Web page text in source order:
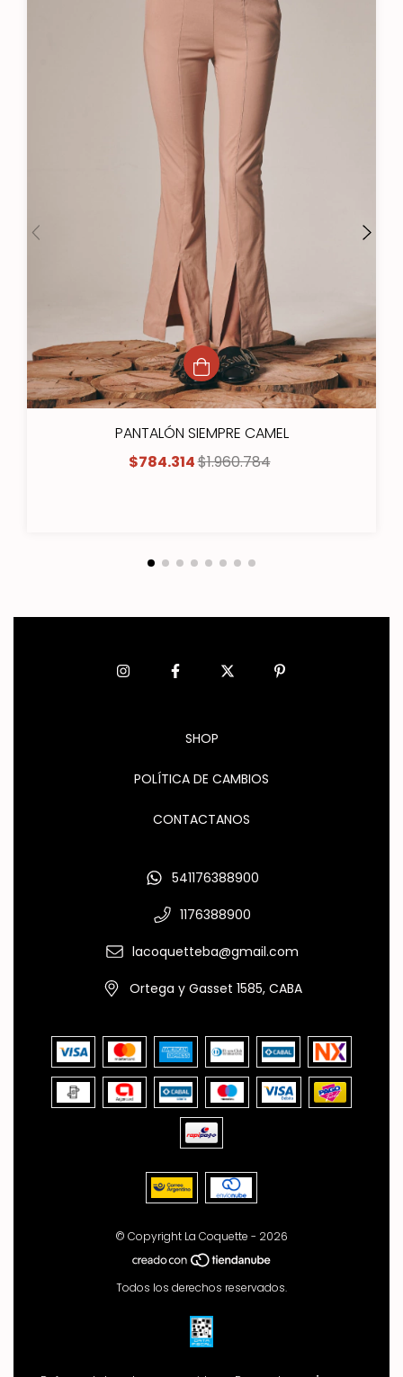
PANTALÓN SIEMPRE CAMEL
$784.314$1.960.784
SHOP
POLÍTICA DE CAMBIOS
CONTACTANOS
541176388900
1176388900
lacoquetteba@gmail.com
Ortega y Gasset 1585, CABA
© Copyright La Coquette - 2026
Todos los derechos reservados.